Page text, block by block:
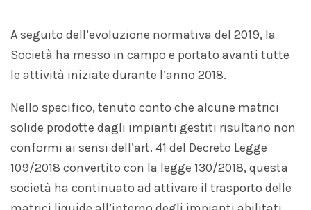
A seguito dell’evoluzione normativa del 2019, la
Società ha messo in campo e portato avanti tutte
le attività iniziate durante l’anno 2018.
Nello specifico, tenuto conto che alcune matrici
solide prodotte dagli impianti gestiti risultano non
conformi ai sensi dell’art. 41 del Decreto Legge
109/2018 convertito con la legge 130/2018, questa
società ha continuato ad attivare il trasporto delle